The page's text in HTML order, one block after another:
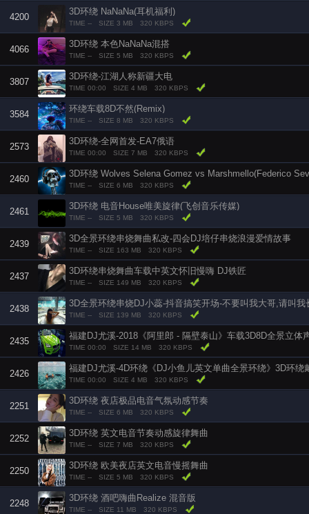
4200
3D环绕 NaNaNa(耳机福利)
TIME -- SIZE 3 MB 320 KBPS
4066
3D环绕 本色NaNaNa混搭
TIME -- SIZE 5 MB 320 KBPS
3807
3D环绕-江湖人称新疆大电
TIME 00:00 SIZE 4 MB 320 KBPS
3584
环绕车载8D不然(Remix)
TIME -- SIZE 8 MB 320 KBPS
2573
3D环绕-全网首发-EA7俄语
TIME 00:00 SIZE 7 MB 320 KBPS
2460
3D环绕 Wolves Selena Gomez vs Marshmello(Federico
TIME -- SIZE 6 MB 320 KBPS
2461
3D环绕 电音House唯美旋律(飞创音乐传媒)
TIME -- SIZE 5 MB 320 KBPS
2439
3D全景环绕串烧舞曲私改-四会DJ培仔串烧浪漫爱情故事
TIME -- SIZE 163 MB 320 KBPS
2437
3D环绕串烧舞曲车载中英文怀旧慢嗨 DJ铁匠
TIME -- SIZE 149 MB 320 KBPS
2438
3D全景环绕串烧DJ小蕊-抖音搞笑开场-不要叫我大哥,请叫我
TIME -- SIZE 139 MB 320 KBPS
2435
TIME 00:00 SIZE 14 MB 320 KBPS
2426
福建DJ尤溪-4D环绕《DJ小鱼儿英文单曲全景环绕》3D环绕
TIME 00:00 SIZE 4 MB 320 KBPS
2251
3D环绕 夜店极品电音气氛动感节奏
TIME -- SIZE 6 MB 320 KBPS
2252
3D环绕 英文电音节奏动感旋律舞曲
TIME -- SIZE 7 MB 320 KBPS
2250
3D环绕 欧美夜店英文电音慢摇舞曲
TIME -- SIZE 5 MB 320 KBPS
2248
3D环绕 酒吧嗨曲Realize 混音版
TIME -- SIZE 11 MB 320 KBPS